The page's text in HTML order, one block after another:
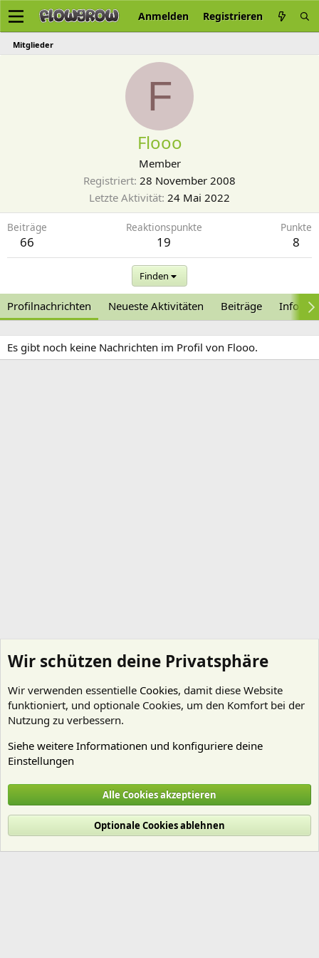
Anmelden Registrieren
Mitglieder
F
Flooo
Member
Registriert 28 November 2008
Letzte Aktivität 24 Mai 2022
Beiträge
66
Reaktionspunkte
19
Punkte
8
Finden
Profilnachrichten Neueste Aktivitäten Beiträge
Es gibt noch keine Nachrichten im Profil von Flooo.
Cookies
Deutsch (Du)
Nutzungsbedingungen
Datenschutz Hilfe und Impressum
R
Wir schützen deine Privatsphäre
Wir verwenden essentielle Cookies, damit diese Website
funktioniert, und optionale Cookies, um den Komfort bei der
Nutzung zu verbessern.
Siehe weitere Informationen und konfiguriere deine
Einstellungen
Alle Cookies akzeptieren
Optionale Cookies ablehnen